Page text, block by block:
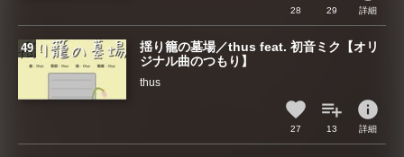
28 29 詳細
揺り籠の墓場／thus feat. 初音ミク【オリ
ジナル曲のつもり】
thus
27 13
info
詳細